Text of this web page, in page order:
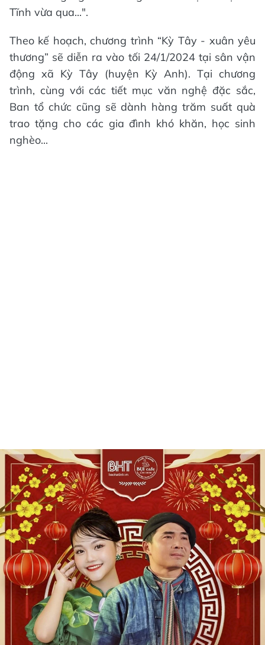
Tĩnh vừa qua...".
Theo kế hoạch, chương trình “Kỳ Tây - xuân yêu
thương” sẽ diễn ra vào tối 24/1/2024 tại sân vận
động xã Kỳ Tây (huyện Kỳ Anh). Tại chương
trình, cùng với các tiết mục văn nghệ đặc sắc,
Ban tổ chức cũng sẽ dành hàng trăm suất quà
trao tặng cho các gia đình khó khăn, học sinh
nghèo...